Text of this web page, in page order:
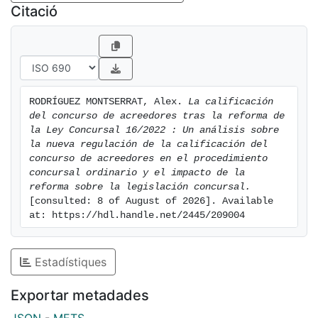
nos referimos a la insolvencia inminente ni tampoco a
la insolvencia probable (o
probabilidad de la insolvencia). El análisis de la
normativa de la sección sexta constituye
un interesante su estudio, debido a su interés
formativo y práctico. La nueva normativa
busca un procedimiento más simplificado con el
objetivo de agilizar y acortar los plazos,
a la par que reforzar la protección de los intereses de
los acreedores y, en general, de la
empresa en crisis.
En el presente Trabajo de Fin de Grado acometo el
estudio de las principales reformas
sustantivas y procesales de la reforma concursal de la
su conjunto normas de prevención general, para evitar
actuaciones a través de un sistema
de sanciones civiles, que generen o agraven la
insolvencia. El sistema de sanciones
Citació
RODRÍGUEZ MONTSERRAT, Alex. La calificación
del concurso de acreedores tras la reforma de
la Ley Concursal 16/2022 : Un análisis sobre
la nueva regulación de la calificación del
concurso de acreedores en el procedimiento
concursal ordinario y el impacto de la
reforma sobre la legislación concursal.
[consulted: 8 of August of 2026]. Available
at: https://hdl.handle.net/2445/209004
Estadístiques
Exportar metadades